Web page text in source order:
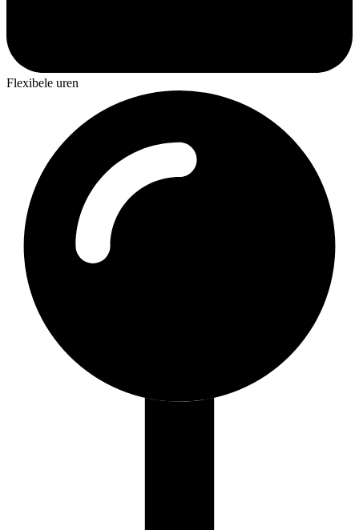
Flexibele uren